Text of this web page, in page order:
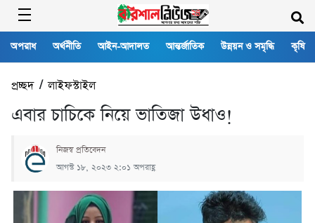
অপরাধ অর্থনীতি আইন-আদালত আন্তর্জাতিক উন্নয়ন ও সমৃদ্ধি কৃষি
প্রচ্ছদ/লাইফস্টাইল
এবার চাচিকে নিয়ে ভাতিজা উধাও!
নিজস্ব প্রতিবেদন
আগস্ট ১৮, ২০২৩ ২:০১ অপরাহ্ণ